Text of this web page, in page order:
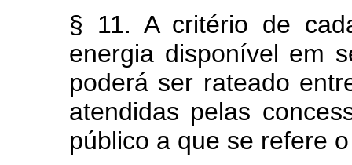
§ 11. A critério de
energia disponível em
poderá ser rateado
atendidas pelas
público a que se refere